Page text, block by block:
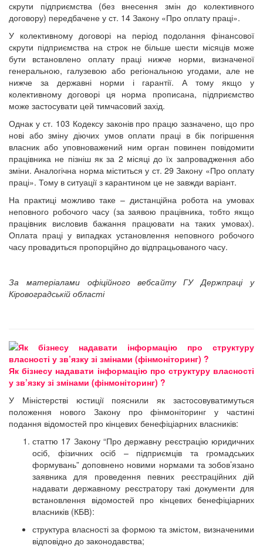
скрути підприємства (без внесення змін до колективного
договору) передбачене у ст. 14 Закону «Про оплату праці».
У колективному договорі на період подолання фінансової
скрути підприємства на строк не більше шести місяців може
бути встановлено оплату праці нижче норми, визначеної
генеральною, галузевою або регіональною угодами, але не
нижче за державні норми і гарантії. А тому якщо у
колективному договорі ця норма прописана, підприємство
може застосувати цей тимчасовий захід.
Однак у ст. 103 Кодексу законів про працю зазначено, що про
нові або зміну діючих умов оплати праці в бік погіршення
власник або уповноважений ним орган повинен повідомити
працівника не пізніш як за 2 місяці до їх запровадження або
зміни. Аналогічна норма міститься у ст. 29 Закону «Про оплату
праці». Тому в ситуації з карантином це не завжди варіант.
На практиці можливо таке – дистанційна робота на умовах
неповного робочого часу (за заявою працівника, тобто якщо
працівник висловив бажання працювати на таких умовах).
Оплата праці у випадках установлення неповного робочого
часу провадиться пропорційно до відпрацьованого часу.
За матеріалами офіційного вебсайту ГУ Держпраці у
Кіровоградській області
Як бізнесу надавати інформацію про структуру власності
у зв’язку зі змінами (фінмоніторинг) ?
У Міністерстві юстиції пояснили як застосовуватимуться
положення нового Закону про фінмоніторинг у частині
подання відомостей про кінцевих бенефіціарних власників:
статтю 17 Закону “Про державну реєстрацію юридичних
осіб, фізичних осіб – підприємців та громадських
формувань” доповнено новими нормами та зобов’язано
заявника для проведення певних реєстраційних дій
надавати державному реєстратору такі документи для
встановлення відомостей про кінцевих бенефіціарних
власників (КБВ):
структура власності за формою та змістом, визначеними
відповідно до законодавства;